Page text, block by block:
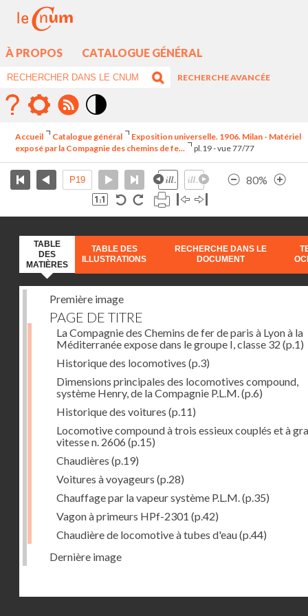
À PROPOS CATALOGUE GÉNÉRAL
RECHERCHE AVANCÉE
élévé
Accueil Catalogue général
Exposition universelle. 1906. Milan - Matériel
exposé par la Compagnie des chemins de fe...
pl.19 - vue 77/77
80%
TABLE
DES
MATIÈRES
TABLE DES
ILLUSTRATIONS
RECHERCHE DANS LE
DOCUMENT
Première image
PAGE DE TITRE
La Compagnie des Chemins de fer de paris à Lyon à la
Méditerranée expose dans le groupe I, classe 32 (p.1)
Historique des locomotives (p.3)
Dimensions principales des locomotives compound,
système Henry, de la Compagnie P.L.M. (p.6)
Historique des voitures (p.11)
Locomotive compound à trois essieux couplés et à
vitesse n. 2606 (p.15)
Chaudières (p.19)
Voitures à voyageurs (p.28)
Chauffage par la vapeur système P.L.M. (p.35)
Vagon à primeurs HPf-2301 (p.42)
Chaudière de locomotive à tubes d'eau(p.44)
Dernière image